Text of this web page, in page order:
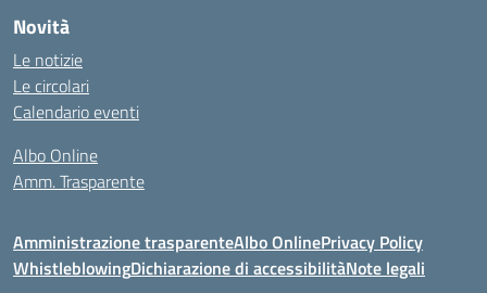
Novità
Le notizie
Le circolari
Calendario eventi
Albo Online
Amm. Trasparente
Amministrazione trasparenteAlbo OnlinePrivacy Policy
WhistleblowingDichiarazione di accessibilitàNote legali